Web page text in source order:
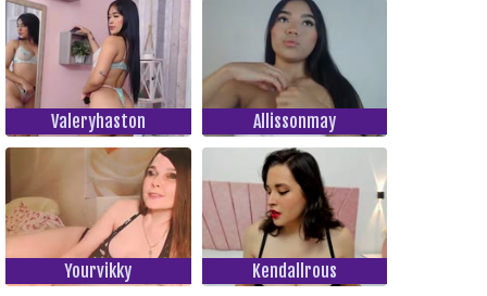
Valeryhaston Allissonmay
Yourvikky Kendallrous